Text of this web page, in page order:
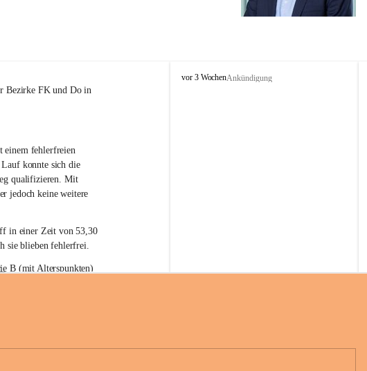
Bezirke FK und Do in
einem fehlerfreien
konnte sich die
qualifizieren. Mit
jedoch keine weitere
in einer Zeit von 53,30
sie blieben fehlerfrei.
B (mit Alterspunkten)
L
vor 3 WochenAnkündigung